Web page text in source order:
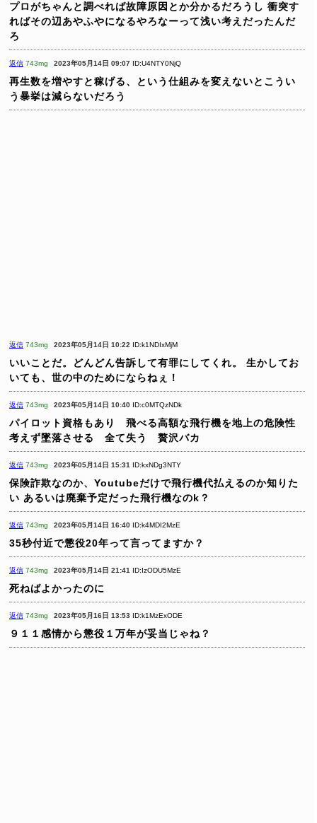
プロがちゃんと調べれば故障原因とか分かるだろうし 衝突す
ればその辺あやふやになるやろなーって浅い考えだったんだ
ろ
返信 743mg 2023年05月14日 09:07 ID:U4NTY0NjQ
再生数を増やすと稼げる、という仕組みを変えないとこうい
う暴挙は減らないだろう
返信 743mg 2023年05月14日 10:22 ID:k1NDIxMjM
いいことだ。どんどん告訴して有罪にしてくれ。
生かしてお
いても、世の中のためにならねぇ！
返信 743mg 2023年05月14日 10:40 ID:c0MTQzNDk
パイロット資格もあり 飛べる高額な飛行機を地上の危険性
考えず墜落させる 全て失う 贅沢バカ
返信 743mg 2023年05月14日 15:31 ID:kxNDg3NTY
保険詐欺なのか、Youtubeだけで飛行機代払えるのか知りた
い あるいは廃棄予定だった飛行機なのk？
返信 743mg 2023年05月14日 16:40 ID:k4MDI2MzE
35秒付近で懲役20年って言ってますか？
返信 743mg 2023年05月14日 21:41 ID:IzODU5MzE
死ねばよかったのに
返信 743mg 2023年05月16日 13:53 ID:k1MzExODE
９１１感情から懲役１万年が妥当じゃね？